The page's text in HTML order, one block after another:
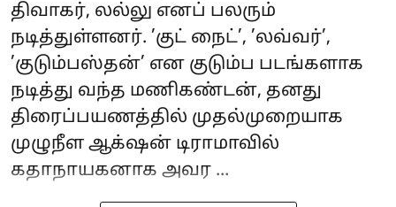
திவாகர், லல்லு எனப் பலரும்
நடித்துள்ளனர். ’குட் நைட்’, ’லவ்வர்’,
’குடும்பஸ்தன்’ என குடும்ப படங்களாக
நடித்து வந்த மணிகண்டன், தனது
திரைப்பயணத்தில் முதல்முறையாக
முழுநீள ஆக்‌ஷன் டிராமாவில்
கதாநாயகனாக அவர ...